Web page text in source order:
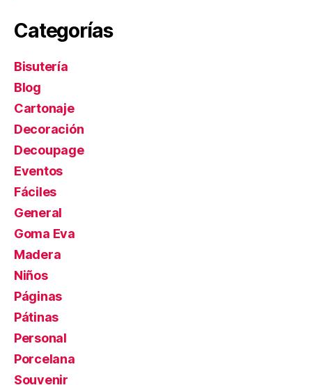
Categorías
Bisutería
Blog
Cartonaje
Decoración
Decoupage
Eventos
Fáciles
General
Goma Eva
Madera
Niños
Páginas
Pátinas
Personal
Porcelana
Souvenir